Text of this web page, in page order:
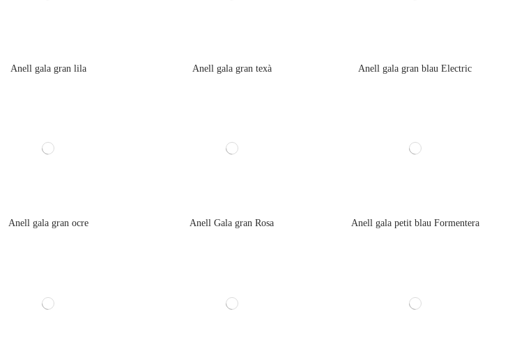
Anell gala gran lila Anell gala gran texà Anell gala gran blau Electric
Anell gala gran ocre Anell Gala gran Rosa Anell gala petit blau Formentera